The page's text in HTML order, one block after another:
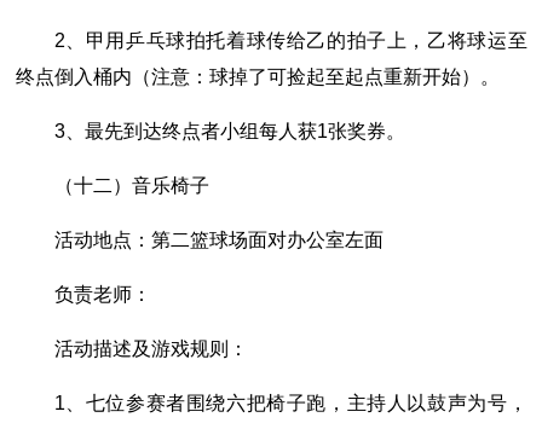
2、甲用乒乓球拍托着球传给乙的拍子上，乙将球运至
终点倒入桶内（注意：球掉了可捡起至起点重新开始）。
3、最先到达终点者小组每人获1张奖券。
（十二）音乐椅子
活动地点：第二篮球场面对办公室左面
负责老师：
活动描述及游戏规则：
1、七位参赛者围绕六把椅子跑，主持人以鼓声为号，